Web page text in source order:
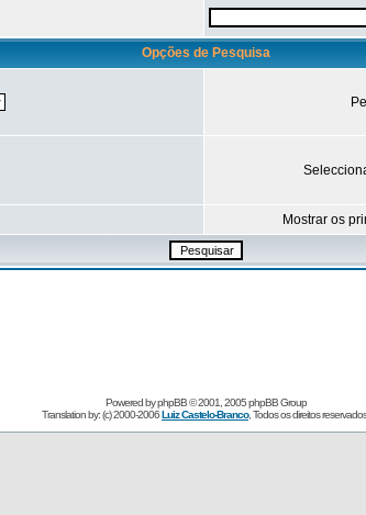
Opções de Pesquisa
Mostrar os
Powered byphpBB© 2001, 2005 phpBB Group
Translation by: (c) 2000-2006Luiz Castelo-Branco, Todos os direitos